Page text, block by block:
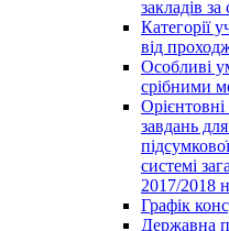
закладів
Категорії
від
Особливі
срібними
завдань
системі
2017/2018
Графік
Державна